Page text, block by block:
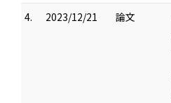
4. 2023/12/21 論文